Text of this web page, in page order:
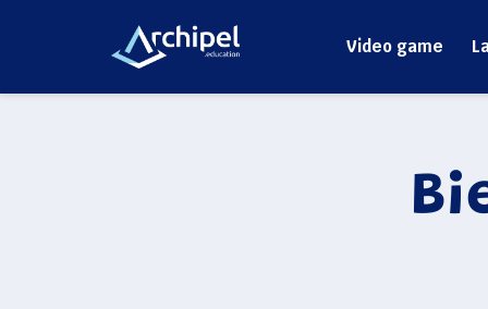
Video game